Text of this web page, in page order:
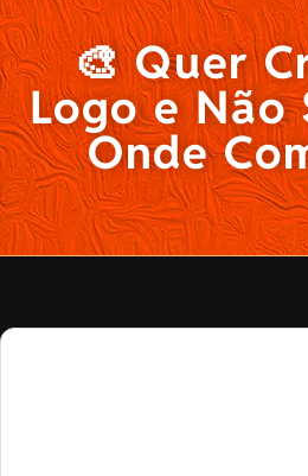
🎨 Quer
Logo e Não
Onde